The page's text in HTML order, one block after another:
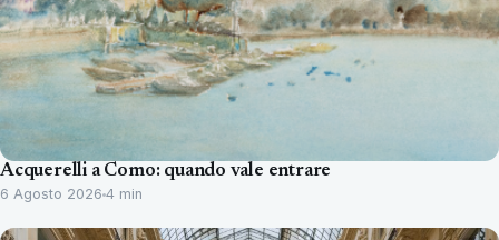
Acquerelli a Como: quando vale entrare
6 Agosto 2026 4 min